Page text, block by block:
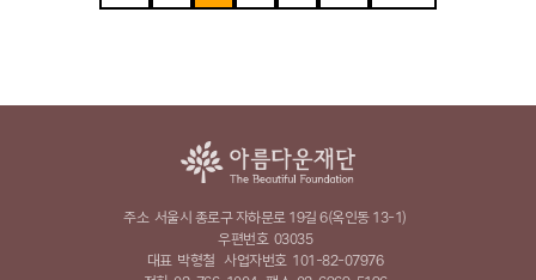
주소 서울시 종로구 자하문로 19길 6(옥인동 13-1)
우편번호 03035
대표 박형철 사업자번호 101-82-07976